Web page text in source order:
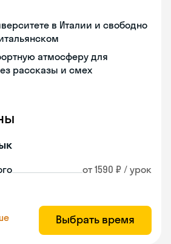
в Италии и свободно
атмосферу для
рассказы и смех
от 1590 ₽ / урок
Выбрать время